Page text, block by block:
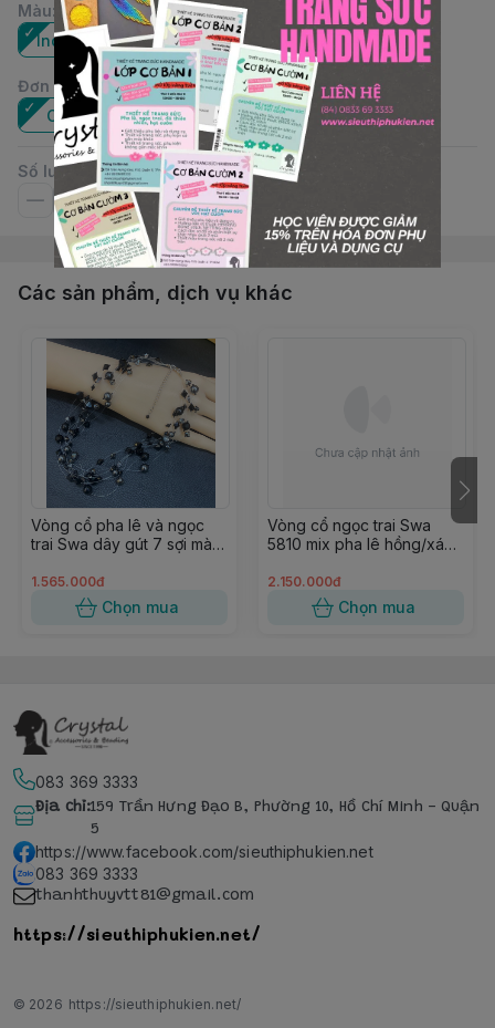
Màu:
Indicolite (379)
Đơn vị
Cái
Số lượng
Các sản phẩm, dịch vụ khác
Vòng cổ pha lê và ngọc
trai Swa dây gút 7 sợi màu
1.565.000đ
Chọn mua
Vòng cổ ngọc trai Swa
5810 mix pha lê hồng/xám,
2.150.000đ
Chọn mua
083 369 3333
Địa chỉ:159 Trần Hưng Đạo B, Phường 10, Hồ Chí Minh - Quận
5
https://www.facebook.com/sieuthiphukien.net
083 369 3333
thanhthuyvtt81@gmail.com
https://sieuthiphukien.net/
© 2026 https://sieuthiphukien.net/